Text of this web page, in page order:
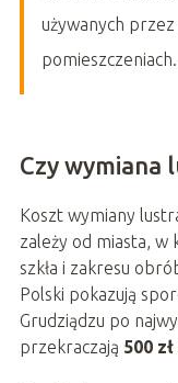
używanych
pomieszczeniach.
Czy wymiana
Koszt wymiany
zależy od miasta, w
szkła i zakresu
Polski pokazują
Grudziądzu po
przekraczają 500